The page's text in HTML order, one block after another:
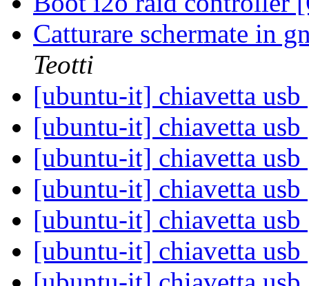
Catturare schermate in
Teotti
[ubuntu-it] chiavetta usb
[ubuntu-it] chiavetta usb
[ubuntu-it] chiavetta usb
[ubuntu-it] chiavetta usb
[ubuntu-it] chiavetta usb
[ubuntu-it] chiavetta usb